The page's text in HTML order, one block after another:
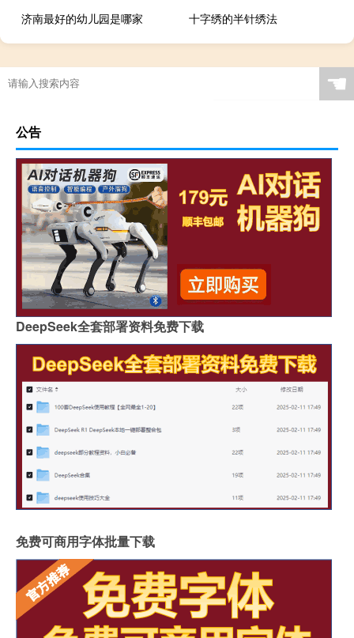
济南最好的幼儿园是哪家 十字绣的半针绣法
☚
公告
DeepSeek全套部署资料免费下载
免费可商用字体批量下载